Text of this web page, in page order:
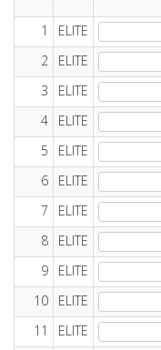
1 ELITE
2
ELITE
3
ELITE
4
ELITE
5
ELITE
6
ELITE
7
ELITE
8
ELITE
9
ELITE
10
ELITE
11
ELITE